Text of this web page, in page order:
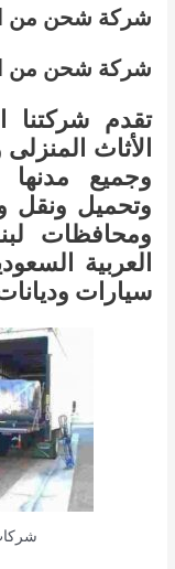
شركة شحن من
شركة شحن من
تقدم
الأثاث
وجميع
وتحميل ونقل
ومحافظات
العربية
سيارات